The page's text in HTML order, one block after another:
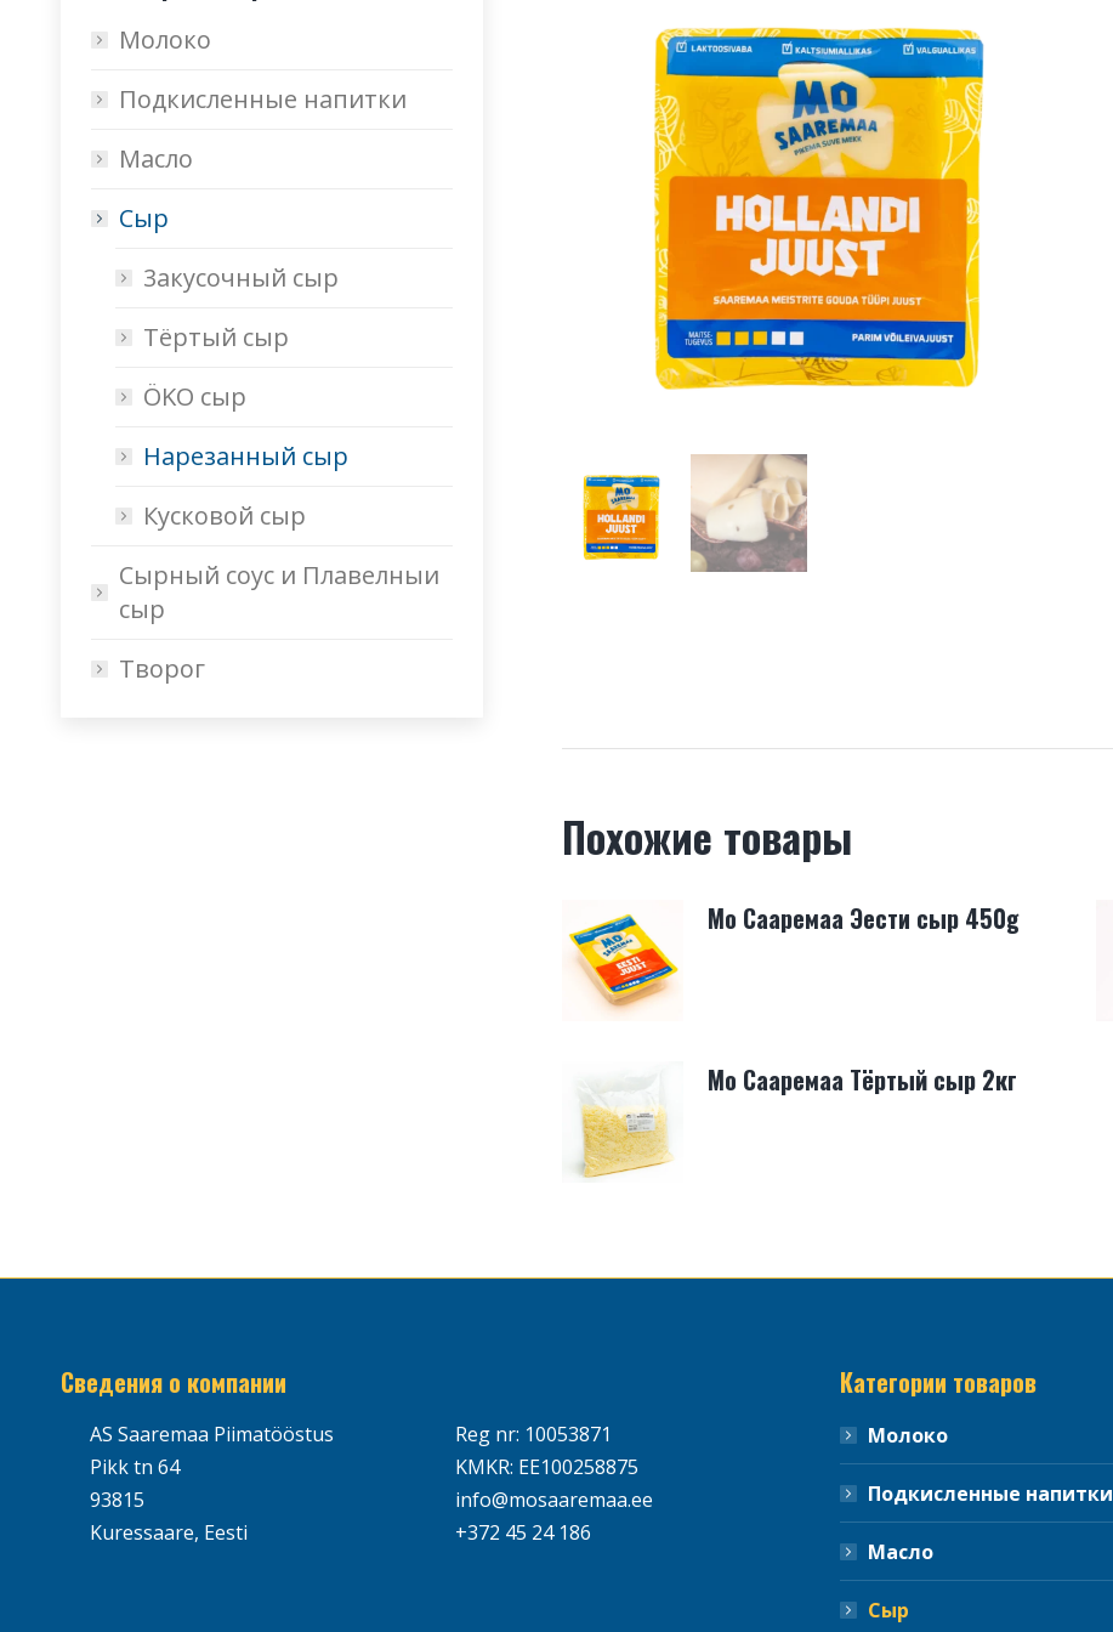
Похожие товары
Mo Сааремаa Эести сыр 450g
Mo Сaapeмaa Tёртый сыр 2кг
Молоко
Подкисленные напитки
Масло
Сыр
3акусочный cыр
Тёртый сыр
ÖKO сыр
Нарезанный сыр
Кусковой сыр
Сырный соус и Плавелныи
сыр
Творог
Сведения о компании
AS Saaremaa Piimatööstus
Pikk tn 64
93815
Kuressaare, Eesti
Reg nr: 10053871
KMKR: EE100258875
info@mosaaremaa.ee
+372 45 24 186
Категории товаров
Молоко
Подкисленные напитки
Масло
Сыр